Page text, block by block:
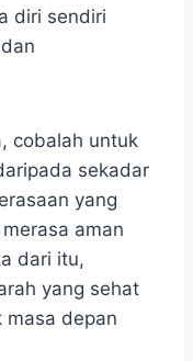
diri sendiri
cobalah untuk
sekadar
yang
aman
dari itu,
yang sehat
masa depan